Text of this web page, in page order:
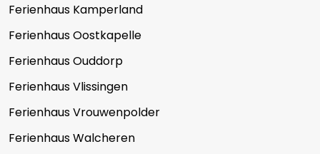
Ferienhaus Kamperland
Ferienhaus Oostkapelle
Ferienhaus Ouddorp
Ferienhaus Vlissingen
Ferienhaus Vrouwenpolder
Ferienhaus Walcheren